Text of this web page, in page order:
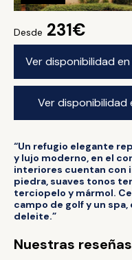
Desde 231€
Ver disponibilidad
Ver disponibilidad
“Un refugio elegante
y lujo moderno, en el
interiores cuentan con
piedra, suaves tonos
terciopelo y mármol.
campo de golf y un
deleite.”
Nuestras reseñas